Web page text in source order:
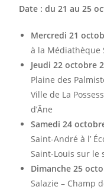
Date : du 21 au 25
Mercredi 21
à la Médiathèque
Jeudi 22 octobre
Plaine des
Ville de La
d’Âne
Samedi 24
Saint-André à l’
Saint-Louis sur le
Dimanche 25
Salazie – Champ